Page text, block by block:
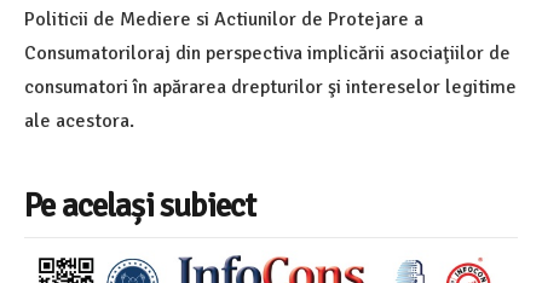
Politicii de Mediere si Actiunilor de Protejare a
Consumatoriloraj din perspectiva implicării asociaţiilor de
consumatori în apărarea drepturilor şi intereselor legitime
ale acestora.
Pe același subiect